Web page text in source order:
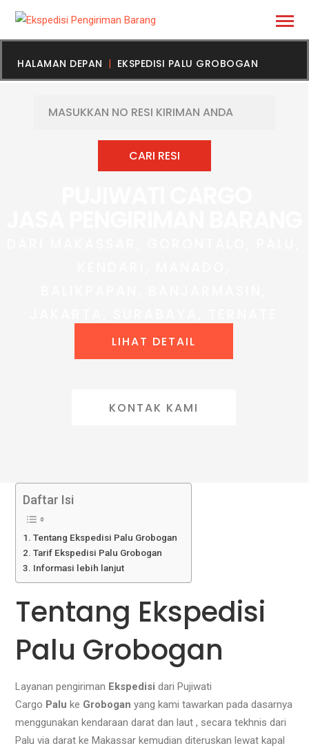
HALAMAN DEPAN EKSPEDISI PALU GROBOGAN
LIHAT DETAIL
KONTAK KAMI
Daftar Isi
Tentang Ekspedisi Palu Grobogan
Tarif Ekspedisi Palu Grobogan
Informasi lebih lanjut
Tentang Ekspedisi
Palu Grobogan
Layanan pengiriman Ekspedisi dari Pujiwati
Cargo Palu ke Grobogan yang kami tawarkan pada dasarnya
menggunakan kendaraan darat dan laut , secara tekhnis dari
Palu via darat ke Makassar kemudian diteruskan lewat kapal